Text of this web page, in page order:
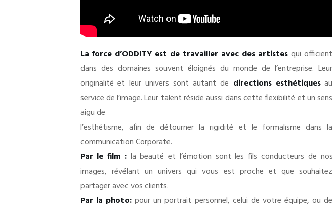
La force d’ODDITY est de travailler avec des artistes qui officient
dans des domaines souvent éloignés du monde de l’entreprise. Leur
originalité et leur univers sont autant de directions esthétiquesau
service de l’image. Leur talent réside aussi dans cette flexibilité et un sens
aigu de
l’esthétisme, afin de détourner la rigidité et le formalisme dans la
communication Corporate.
Par le film :la beauté et l’émotion sont les fils conducteurs de nos
images, révélant un univers qui vous est proche et que souhaitez
partager avec vos clients.
Par la photo:pour un portrait personnel, celui de votre équipe, ou de